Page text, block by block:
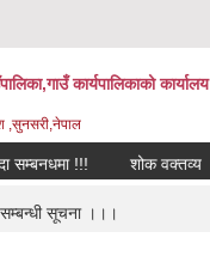
कार्यपालिकाको कार्यालय
,सुनसरी,नेपाल
स्थानीय शोक विदा सम्बनधमा !!! शोक वक्तव्य
सम्बन्धी सूचना ।।।